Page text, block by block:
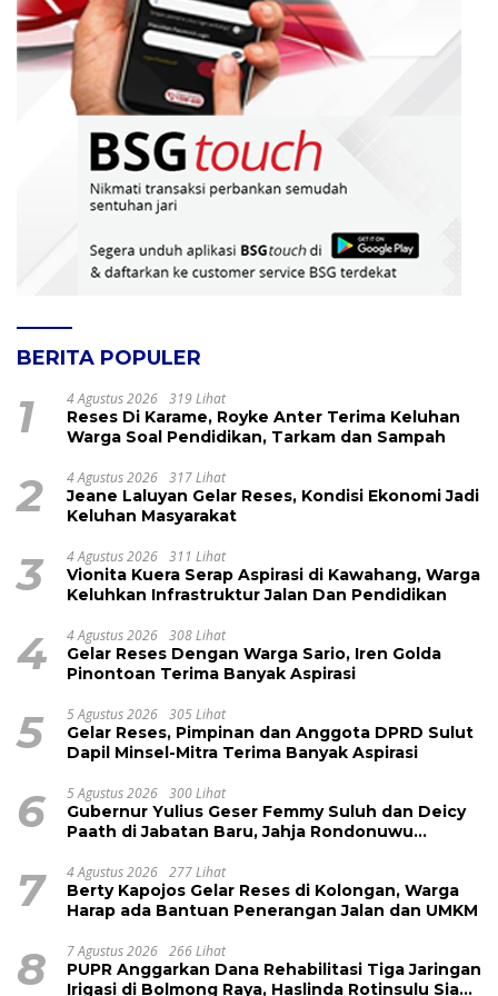
BERITA POPULER
1 4 Agustus 2026 319 Lihat
Reses Di Karame, Royke Anter Terima Keluhan
Warga Soal Pendidikan, Tarkam dan Sampah
2 4 Agustus 2026 317 Lihat
Jeane Laluyan Gelar Reses, Kondisi Ekonomi Jadi
Keluhan Masyarakat
3 4 Agustus 2026 311 Lihat
Vionita Kuera Serap Aspirasi di Kawahang, Warga
Keluhkan Infrastruktur Jalan Dan Pendidikan
4 4 Agustus 2026 308 Lihat
Gelar Reses Dengan Warga Sario, Iren Golda
Pinontoan Terima Banyak Aspirasi
5 5 Agustus 2026 305 Lihat
Gelar Reses, Pimpinan dan Anggota DPRD Sulut
Dapil Minsel-Mitra Terima Banyak Aspirasi
6 5 Agustus 2026 300 Lihat
Gubernur Yulius Geser Femmy Suluh dan Deicy
Paath di Jabatan Baru, Jahja Rondonuwu
7 4 Agustus 2026 277 Lihat
Berty Kapojos Gelar Reses di Kolongan, Warga
Harap ada Bantuan Penerangan Jalan dan UMKM
8 7 Agustus 2026 266 Lihat
PUPR Anggarkan Dana Rehabilitasi Tiga Jaringan
Irigasi di Bolmong Raya, Haslinda Rotinsulu Siap